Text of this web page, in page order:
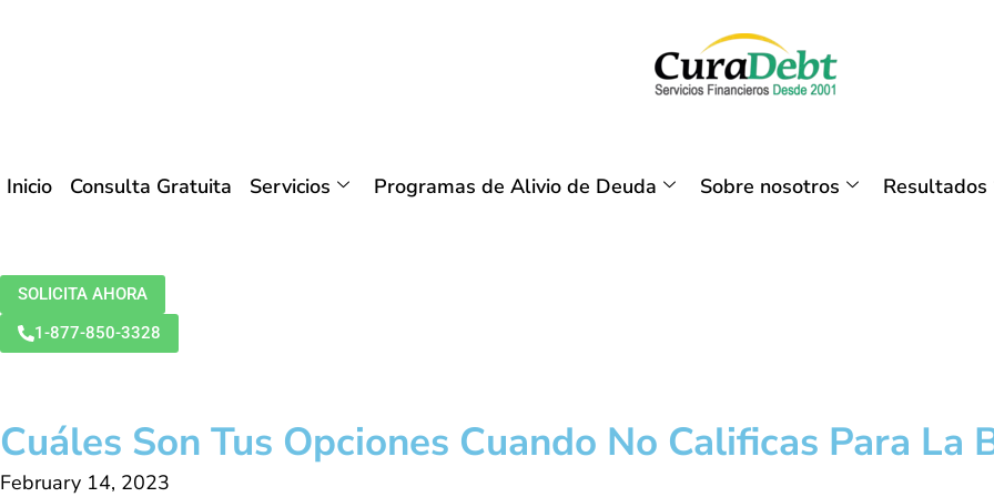
Inicio Consulta Gratuita Servicios Programas de Alivio de Deuda Sobre nosotros Resultados
SOLICITA AHORA
1-877-850-3328
Cuáles Son Tus Opciones Cuando No Calificas Para La
February 14, 2023